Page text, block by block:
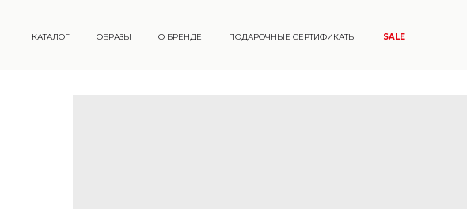
КАТАЛОГ ОБРАЗЫ О БРЕНДЕ ПОДАРОЧНЫЕ СЕРТИФИКАТЫ SALE